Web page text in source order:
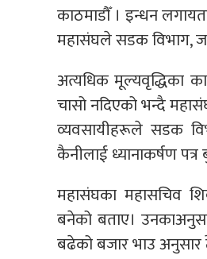
काठमाडाैँ । इन्धन
महासंघले सडक विभाग,
अत्यधिक मूल्यवृद्धिका
चासो नदिएको भन्दै
व्यवसायीहरूले सडक
कैनीलाई ध्यानाकर्षण
महासंघका महासचिव
बनेको बताए।
बढेको बजार भाउ अनुसार